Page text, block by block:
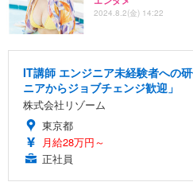
2024.8.2(金) 14:22
IT講師 エンジニア未経験者への
ニアからジョブチェンジ歓迎」
株式会社リゾーム
東京都
月給28万円～
正社員